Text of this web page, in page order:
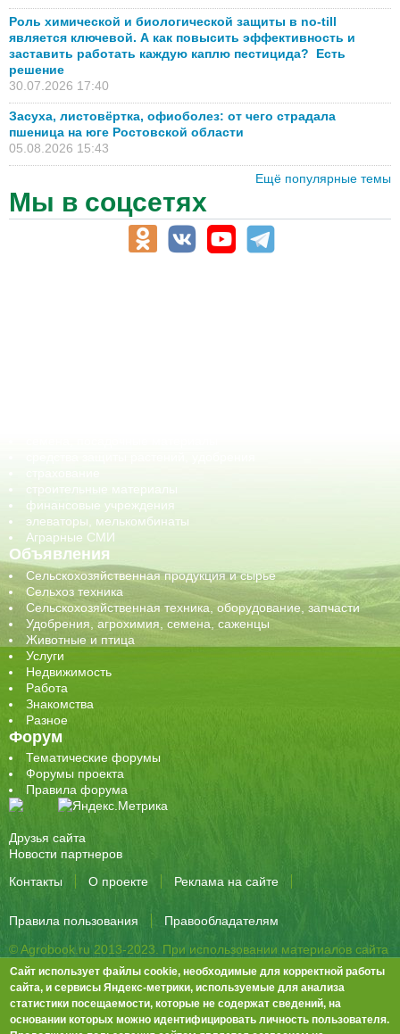
Роль химической и биологической защиты в no-till
является ключевой. А как повысить эффективность и
заставить работать каждую каплю пестицида? Есть
решение
30.07.2026 17:40
Засуха, листовёртка, офиоболез: от чего страдала
пшеница на юге Ростовской области
05.08.2026 15:43
Ещё популярные темы
Мы в соцсетях
строительные материалы
финансовые учреждения
элеваторы, мелькомбинаты
Аграрные СМИ
Объявления
Сельскохозяйственная продукция и сырье
Сельхоз техника
Сельскохозяйственная техника, оборудование, запчасти
Удобрения, агрохимия, семена, саженцы
Животные и птица
Услуги
Недвижимость
Работа
Знакомства
Разное
Форум
Тематические форумы
Форумы проекта
Правила форума
Друзья сайта
Новости партнеров
Контакты
О проекте Реклама на сайте
Правила пользования
Правообладателям
© Agrobook.ru 2013-2023. При использовании материалов сайта
активная ссылка на публикацию обязательна.
344000, Ростов-на-Дону, ул. Города Волос, д.6, 8 этаж, офис 803
Тел./факс: +7 (863) 282-83-13 e-mail:info@agrobook.ru
Возрастная категория сайта: 16+. Объявления на сайте не
Сайт использует файлы cookie, необходимые для корректной работы
сайта, и сервисы Яндекс-метрики, используемые для анализа
статистики посещаемости, которые не содержат сведений, на
основании которых можно идентифицировать личность пользователя.